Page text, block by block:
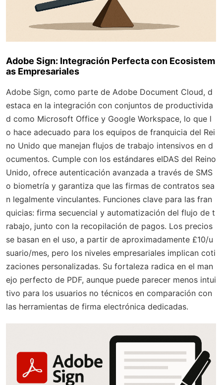
Adobe Sign: Integración Perfecta con Ecosistem
as Empresariales
Adobe Sign, como parte de Adobe Document Cloud, d
estaca en la integración con conjuntos de productivida
d como Microsoft Office y Google Workspace, lo que l
o hace adecuado para los equipos de franquicia del Rei
no Unido que manejan flujos de trabajo intensivos en d
ocumentos. Cumple con los estándares eIDAS del Reino
Unido, ofrece autenticación avanzada a través de SMS
o biometría y garantiza que las firmas de contratos sea
n legalmente vinculantes. Funciones clave para las fran
quicias: firma secuencial y automatización del flujo de t
rabajo, junto con la recopilación de pagos. Los precios
se basan en el uso, a partir de aproximadamente £10/u
suario/mes, pero los niveles empresariales implican coti
zaciones personalizadas. Su fortaleza radica en el man
ejo perfecto de PDF, aunque puede parecer menos intui
tivo para los usuarios no técnicos en comparación con
las herramientas de firma electrónica dedicadas.